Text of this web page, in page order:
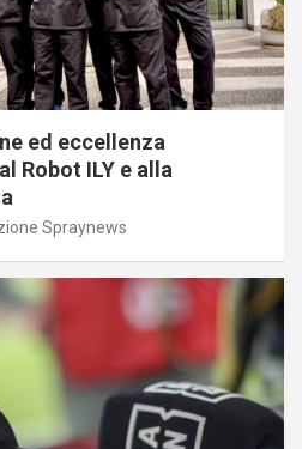
ed eccellenza
Robot ILY e alla
Spraynews